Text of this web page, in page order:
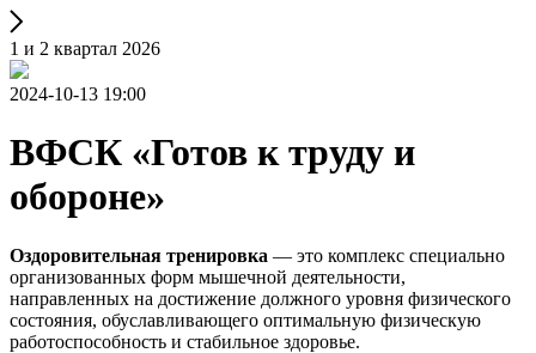
1 и 2 квартал 2026
2024-10-13 19:00
ВФСК «Готов к труду и
обороне»
Оздоровительная тренировка — это комплекс специально
организованных форм мышечной деятельности,
направленных на достижение должного уровня физического
состояния, обуславливающего оптимальную физическую
работоспособность и стабильное здоровье.